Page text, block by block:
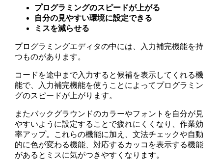
プログラミングのスピードが上がる
自分の見やすい環境に設定できる
ミスを減らせる
プログラミングエディタの中には、入力補完機能を持
つものがあります。
コードを途中まで入力すると候補を表示してくれる機
能で、入力補完機能を使うことによってプログラミン
グのスピードが上がります。
またバックグラウンドのカラーやフォントを自分が見
やすいように設定することで疲れにくくなり、作業効
率アップ。これらの機能に加え、文法チェックや自動
的に色が変わる機能、対応するカッコを表示する機能
があるとミスに気がつきやすくなります。